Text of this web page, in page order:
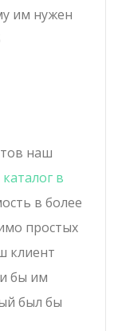
им нужен
наш
в
в более
простых
клиент
бы им
был бы